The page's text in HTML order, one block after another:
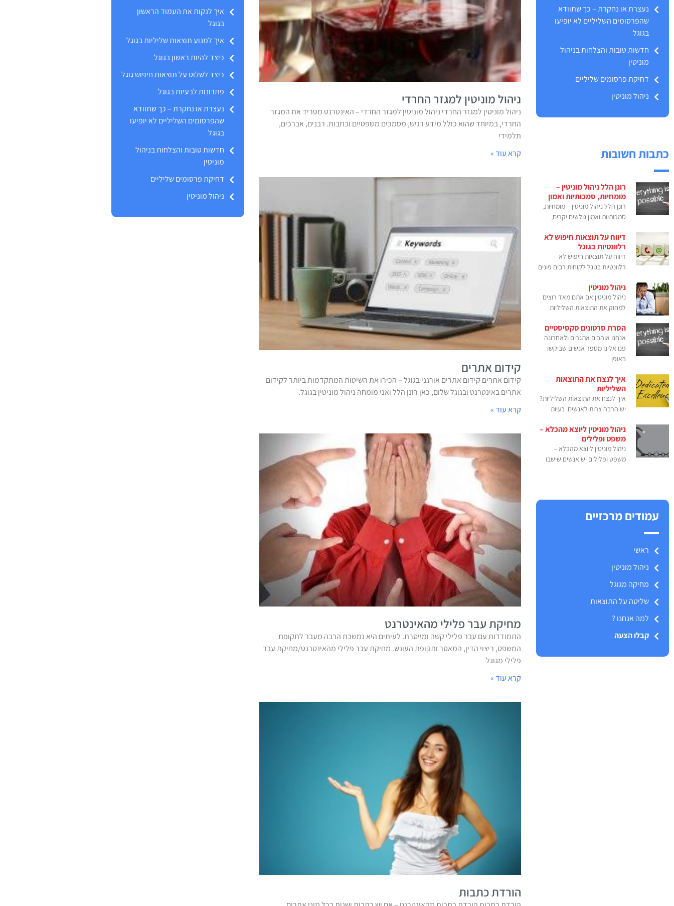
נעצרת או נחקרת – כך שתוודא
שהפרסומים השליליים לא יופיעו
בגוגל
חדשות טובות והצלחות בניהול
מוניטין
דחיקת פרסומים שליליים
ניהול מוניטין
כתבות חשובות
רונן הלל ניהול מוניטין –
מומחיות, סמכותיות ואמון
רונן הלל ניהול מוניטין – מומחיות,
סמכותיות ואמון גולשים יקרים,
דיווח על תוצאות חיפוש לא
רלוונטיות בגוגל
דיווח על תוצאות חיפוש לא
רלוונטיות בגוגל לקוחות רבים פונים
ניהול מוניטין
ניהול מוניטין אם אתם מאד רוצים
למחוק את התוצאות השליליות
הסרת סרטונים סקסיסטיים
אנחנו אוהבים אתגרים ולאחרונה
פנו אלינו מספר אנשים שביקשו
באופן
איך לנצח את התוצאות
השליליות
איך לנצח את התוצאות השליליות?
יש הרבה צרות לאנשים. בעיות
ניהול מוניטין ליוצא מהכלא –
משפט ופלילים
ניהול מוניטין ליוצא מהכלא –
משפט ופלילים יש אנשים שישבו
עמודים מרכזיים
ראשי
ניהול מוניטין
מחיקה מגוגל
שליטה על התוצאות
למה אנחנו ?
קבלו הצעה
ניהול מוניטין למגזר החרדי
ניהול מוניטין למגזר החרדי ניהול מוניטין למגזר החרדי – האינטרנט מטריד את המגזר
החרדי, במיוחד שהוא כולל מידע רגיש, מסמכים משפטיים וכתבות. רבנים, אברכים,
תלמידי
קרא עוד »
קידום אתרים
קידום אתרים קידום אתרים אורגני בגוגל – הכירו את השיטות המתקדמות ביותר לקידום
אתרים באינטרנט ובגוגל שלום, כאן רונן הלל ואני מומחה ניהול מוניטין בגוגל.
קרא עוד »
מחיקת עבר פלילי מהאינטרנט
התמודדות עם עבר פלילי קשה ומייסרת. לעיתים היא נמשכת הרבה מעבר לתקופת
המשפט, ריצוי הדין, המאסר ותקופת העונש. מחיקת עבר פלילי מהאינטרנט/מחיקת עבר
פלילי מגוגל
קרא עוד »
הורדת כתבות
איך לנקות את העמוד הראשון
בגוגל
איך למנוע תוצאות שליליות בגוגל
כיצד להיות ראשון בגוגל
כיצד לשלוט על תוצאות חיפוש גוגל
פתרונות לבעיות בגוגל
נעצרת או נחקרת – כך שתוודא
שהפרסומים השליליים לא יופיעו
בגוגל
חדשות טובות והצלחות בניהול
מוניטין
דחיקת פרסומים שליליים
ניהול מוניטין